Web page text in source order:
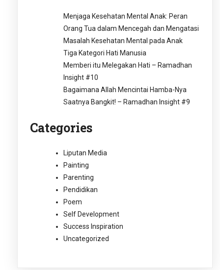
Menjaga Kesehatan Mental Anak: Peran
Orang Tua dalam Mencegah dan Mengatasi
Masalah Kesehatan Mental pada Anak
Tiga Kategori Hati Manusia
Memberi itu Melegakan Hati – Ramadhan
Insight #10
Bagaimana Allah Mencintai Hamba-Nya
Saatnya Bangkit! – Ramadhan Insight #9
Categories
Liputan Media
Painting
Parenting
Pendidikan
Poem
Self Development
Success Inspiration
Uncategorized